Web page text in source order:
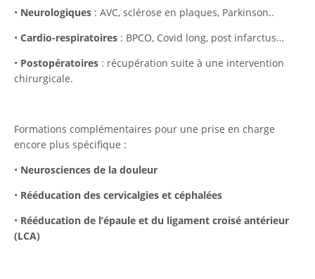
• Neurologiques: AVC, sclérose en plaques, Parkinson..
• Cardio-respiratoires: BPCO, Covid long, post infarctus…
• Postopératoires: récupération suite à une intervention
chirurgicale.
Formations complémentaires pour une prise en charge
encore plus spécifique :
• Neurosciences de la douleur
• Rééducation des cervicalgies et céphalées
• Rééducation de l’épaule et du ligament croisé antérieur
(LCA)